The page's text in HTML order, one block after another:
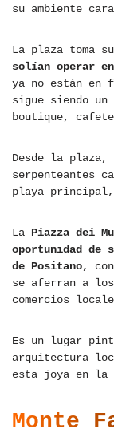
su ambiente
La plaza toma
solían operar
ya no están en
sigue siendo
boutique,
Desde la plaza,
serpenteantes
playa principal,
La Piazza dei
oportunidad de
de Positano,
se aferran a
comercios
Es un lugar
arquitectura
esta joya en la
Monte